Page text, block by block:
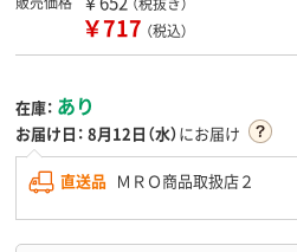
￥717 （税込）
在庫： あり
お届け日： 8月12日（水）にお届け
直送品 ＭＲＯ商品取扱店２